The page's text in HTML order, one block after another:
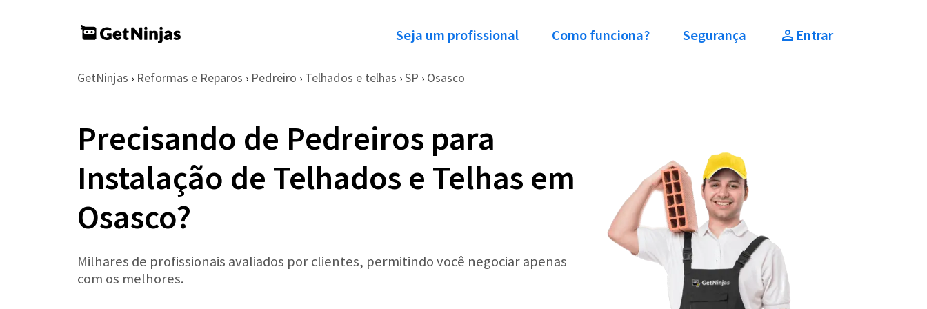
Seja um profissional Como funciona? Segurança Entrar
GetNinjas › Reformas e Reparos › Pedreiro › Telhados e telhas › SP › Osasco
Precisando de Pedreiros para
Instalação de Telhados e Telhas em
Osasco?
Milhares de profissionais avaliados por clientes, permitindo você negociar apenas
com os melhores.